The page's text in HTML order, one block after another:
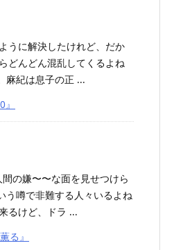
うに解決したけれど、だか
どんどん混乱してくるよね
麻紀は息子の正 ...
の嫌〜〜な面を見せつけら
う噂で非難する人々いるよね
るけど、ドラ ...
る』